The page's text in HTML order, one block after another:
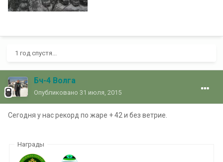
1 год спустя...
Бч-4 Волга
Опубликовано 31 июля, 2015
Сегодня у нас рекорд по жаре + 42 и без ветрие.
Награды